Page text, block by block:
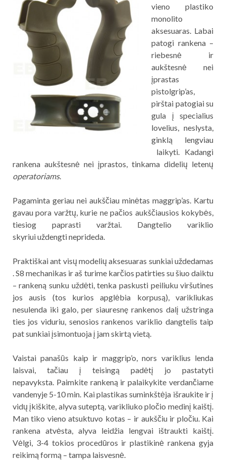
vieno plastiko
monolito
aksesuaras. Labai
patogi rankena –
riebesnė ir
aukštesnė nei
įprastas
pistolgrip’as,
pirštai patogiai su
gula į specialius
lovelius, neslysta,
ginklą lengviau
laikyti. Kadangi
rankena aukštesnė nei įprastos, tinkama didelių letenų
operatoriams.
Pagaminta geriau nei aukščiau minėtas maggrip’as. Kartu
gavau pora varžtų, kurie ne pačios aukščiausios kokybės,
tiesiog paprasti varžtai. Dangtelio variklio
skyriui uždengti neprideda.
Praktiškai ant visų modelių aksesuaras sunkiai uždedamas
. S8 mechanikas ir aš turime karčios patirties su šiuo daiktu
– rankeną sunku uždėti, tenka paskusti peiliuku viršutines
jos ausis (tos kurios apglėbia korpusą), varikliukas
nesulenda iki galo, per siauresnę rankenos dalį užstringa
ties jos viduriu, senosios rankenos variklio dangtelis taip
pat sunkiai įsimontuoja į jam skirtą vietą.
Vaistai panašūs kaip ir maggrip’o, nors variklius lenda
laisvai, tačiau į teisingą padėtį jo pastatyti
nepavyksta. Paimkite rankeną ir palaikykite verdančiame
vandenyje 5-10 min. Kai plastikas suminkštėja išraukite ir į
vidų įkiškite, alyva suteptą, varikliuko pločio medinį kaištį.
Man tiko vieno atsuktuvo kotas – ir aukščiu ir pločiu. Kai
rankena atvėsta, alyva leidžia lengvai ištraukti kaištį.
Vėlgi, 3-4 tokios procedūros ir plastikinė rankena gyja
reikimą formą – tampa laisvesnė.